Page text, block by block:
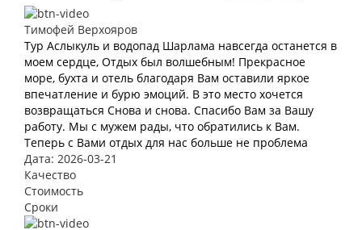
Тимофей Верхояров
Тур Аслыкуль и водопад Шарлама навсегда останется в
моем сердце, Отдых был волшебным! Прекрасное
море, бухта и отель благодаря Вам оставили яркое
впечатление и бурю эмоций. В это место хочется
возвращаться Снова и снова. Спасибо Вам за Вашу
работу. Мы с мужем рады, что обратились к Вам.
Теперь с Вами отдых для нас больше не проблема
Дата: 2026-03-21
Качество
Стоимость
Сроки